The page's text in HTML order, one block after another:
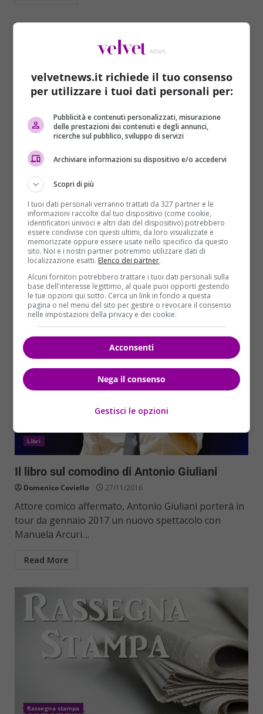
Bologna, attacco ai carabinieri nel giorno di
Renzi. A Roma maxi corteo per il No al
referendum
Domenico Coviello 27/11/2016
Danni gravi ma nessun ferito per un’esplosione alla
stazione dei carabinieri Corticella di Bologna, dove
arriva Renzi....
Read More
Libri
Il libro sul comodino di Antonio Giuliani
Domenico Coviello 27/11/2016
Attore comico affermato, Antonio Giuliani porterà in
tour da gennaio 2017 un nuovo spettacolo con
Manuela Arcuri....
Read More
Rassegna stampa
velvetnews.it richiede il tuo consenso
per utilizzare i tuoi dati personali per:
Pubblicità e contenuti personalizzati, misurazione
delle prestazioni dei contenuti e degli annunci,
ricerche sul pubblico, sviluppo di servizi
Archiviare informazioni su dispositivo e/o accedervi
Scopri di più
I tuoi dati personali verranno trattati da 327 partner e le
informazioni raccolte dal tuo dispositivo (come cookie,
identificatori univoci e altri dati del dispositivo) potrebbero
essere condivise con questi ultimi, da loro visualizzate e
memorizzate oppure essere usate nello specifico da questo
sito. Noi e i nostri partner potremmo utilizzare dati di
localizzazione esatti. Elenco dei partner.
Alcuni fornitori potrebbero trattare i tuoi dati personali sulla
base dell'interesse legittimo, al quale puoi opporti gestendo
le tue opzioni qui sotto. Cerca un link in fondo a questa
pagina o nel menu del sito per gestire o revocare il consenso
nelle impostazioni della privacy e dei cookie.
Acconsenti
Nega il consenso
Gestisci le opzioni